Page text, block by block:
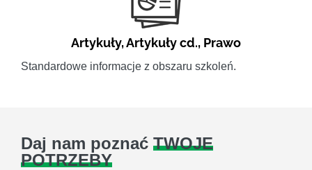
Artykuły,Artykuły cd., Prawo
Standardowe informacje z obszaru szkoleń.
Daj nam poznać TWOJE
POTRZEBY